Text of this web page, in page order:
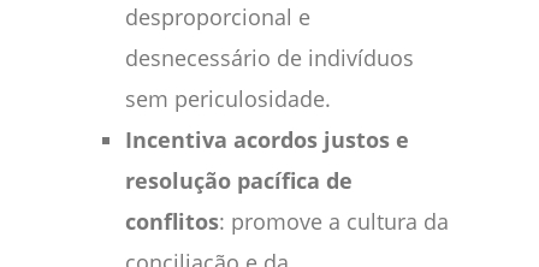
desproporcional e
desnecessário de indivíduos
sem periculosidade.
Incentiva acordos justos e
resolução pacífica de
conflitos: promove a cultura da